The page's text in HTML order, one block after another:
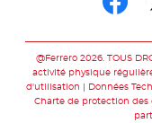
@Ferrero 2026. TOUS
activité physique
d'utilisation
Données
Charte de protection des